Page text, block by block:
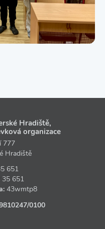
Hradiště,
organizace
777
Hradiště
651
35 651
43wmtp8
/0100